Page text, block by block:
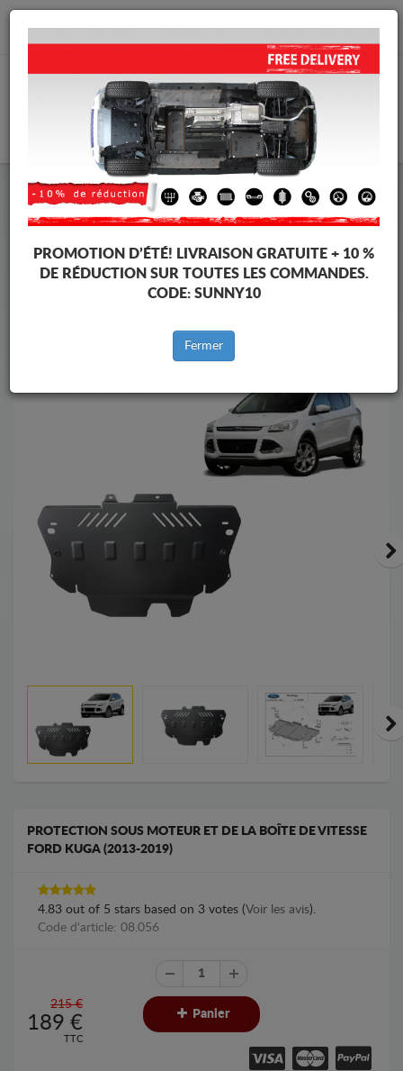
info@protectionsousmoteur.eu
Protection Sous Moteur Ford
Protection Sous Moteur Ford Kuga
Marques
PROTECTION SOUS MOTEUR ET DE LA BOÎTE DE VITESSE
FORD KUGA (2013-2019)
4.83 out of 5 stars based on 3 votes (Voir les avis).
Code d'article: 08.056
215 €
189 €
TTC
Panier
PROMOTION D’ÉTÉ! LIVRAISON GRATUITE + 10 %
DE RÉDUCTION SUR TOUTES LES COMMANDES.
CODE: SUNNY10
Fermer